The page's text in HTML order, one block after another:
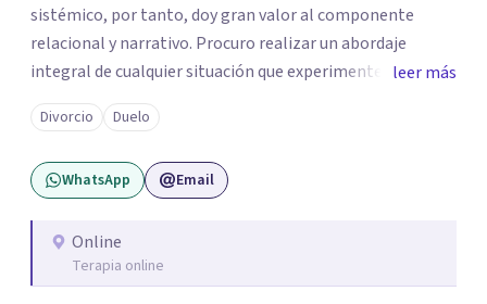
sistémico, por tanto, doy gran valor al componente
relacional y narrativo. Procuro realizar un abordaje
integral de cualquier situación que experimenten mis
consultantes y así lograr una comprensión que favorezca
procesos de aprendizaje significativo y potencializar así
la movilización de recursos en pro de la solución y el
bienestar.
leer más
Divorcio Duelo
WhatsApp Email
Online
Terapia online